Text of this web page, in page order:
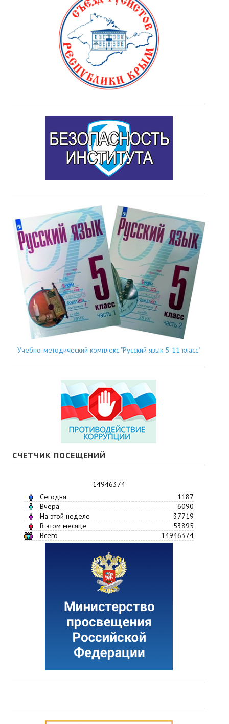
Учебно-методический комплекс "Русский язык 5-11 класс"
СЧЕТЧИК ПОСЕЩЕНИЙ
14946374
Сегодня
1187
Вчера
6090
На этой неделе
37719
В этом месяце
53895
Всего
14946374